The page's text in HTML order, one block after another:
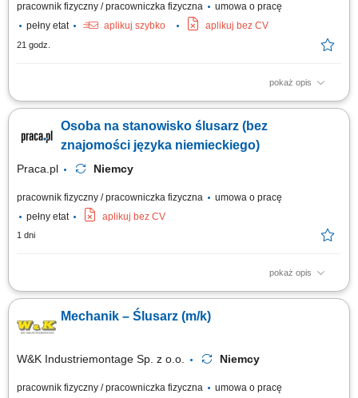
pracownik fizyczny / pracowniczka fizyczna
umowa o pracę
pełny etat
aplikuj szybko aplikuj bez CV
21 godz.
pokaż opis
Opis stanowiska: prace montażowe i wykańczające wyposażenie
zespole; zaangażowanie, sumienność, dyspozycyjność; umiejętność
posługiwania się elektronarzędziami. Nie wymagamy doświadczenia,
Osoba na stanowisko ślusarz (bez
znajomości języka niemieckiego)
Praca.pl Niemcy
pracownik fizyczny / pracowniczka fizyczna
umowa o pracę
pełny etat
aplikuj bez CV
1 dni
pokaż opis
Zadania Realizacja prac montażowych wewnątrz modułów
czynności wykończeniowych w elementach zabudowy. Dbałość o
precyzyjne osadzenie komponentów wyposażenia.
Mechanik – Ślusarz (m/k)
W&K Industriemontage Sp. z o.o. Niemcy
pracownik fizyczny / pracowniczka fizyczna
umowa o pracę